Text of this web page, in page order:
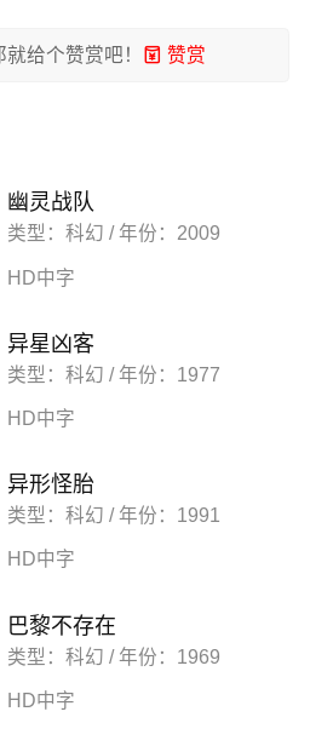
给个赞赏吧！  赞赏
幽灵战队
类型：科幻 / 年份：2009
HD中字
异星凶客
类型：科幻 / 年份：1977
HD中字
异形怪胎
类型：科幻 / 年份：1991
HD中字
巴黎不存在
类型：科幻 / 年份：1969
HD中字